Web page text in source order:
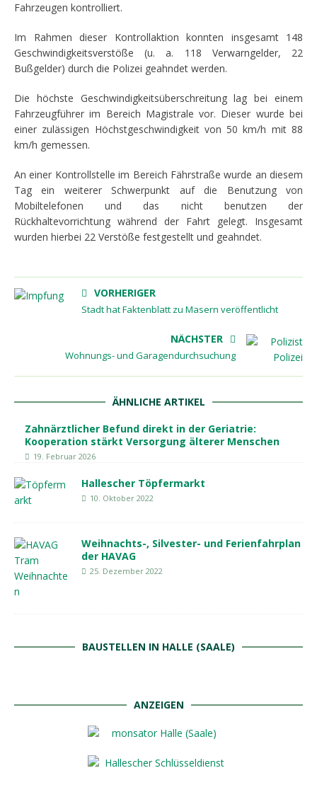
Fahrzeugen kontrolliert.
Im Rahmen dieser Kontrollaktion konnten insgesamt 148
Geschwindigkeitsverstöße (u. a. 118 Verwarngelder, 22
Bußgelder) durch die Polizei geahndet werden.
Die höchste Geschwindigkeitsüberschreitung lag bei einem
Fahrzeugführer im Bereich Magistrale vor. Dieser wurde bei
einer zulässigen Höchstgeschwindigkeit von 50 km/h mit 88
km/h gemessen.
An einer Kontrollstelle im Bereich Fährstraße wurde an diesem
Tag ein weiterer Schwerpunkt auf die Benutzung von
Mobiltelefonen und das nicht benutzen der
Rückhaltevorrichtung während der Fahrt gelegt. Insgesamt
wurden hierbei 22 Verstöße festgestellt und geahndet.
VORHERIGER
Stadt hat Faktenblatt zu Masern veröffentlicht
NÄCHSTER
Wohnungs- und Garagendurchsuchung
ÄHNLICHE ARTIKEL
Zahnärztlicher Befund direkt in der Geriatrie:
Kooperation stärkt Versorgung älterer Menschen
19. Februar 2026
Hallescher Töpfermarkt
10. Oktober 2022
Weihnachts-, Silvester- und Ferienfahrplan
der HAVAG
25. Dezember 2022
BAUSTELLEN IN HALLE (SAALE)
ANZEIGEN